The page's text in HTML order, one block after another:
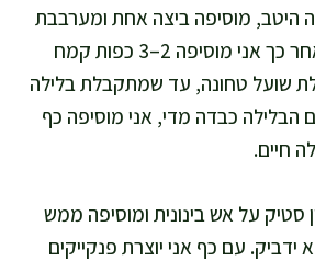
היטב, מוסיפה ביצה אחת ומערבבת
עד שהמרקם אחיד. אחר כך אני מוסיפה 2–3 כפות קמח
שועל טחונה, עד שמתקבלת בלילה
הבלילה כבדה מדי, אני מוסיפה כף
חיים.
על אש בינונית ומוסיפה ממש
עם כף אני יוצרת פנקייקים